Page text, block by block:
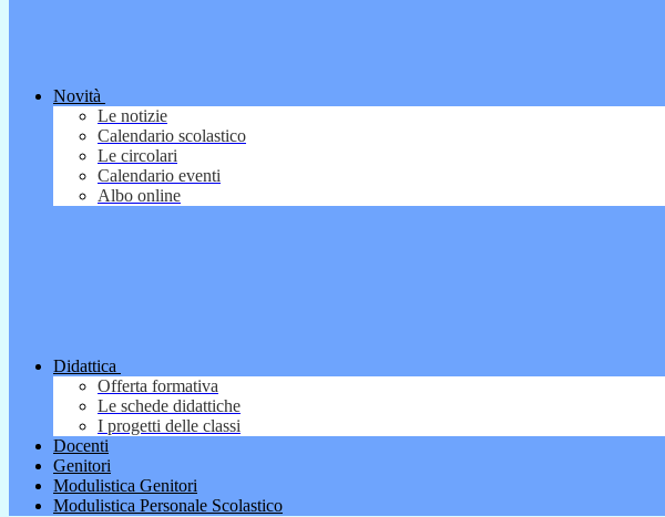
Novità
Le notizie
Calendario scolastico
Le circolari
Calendario eventi
Albo online
Didattica
Offerta formativa
Le schede didattiche
I progetti delle classi
Docenti
Genitori
Modulistica Genitori
Modulistica Personale Scolastico